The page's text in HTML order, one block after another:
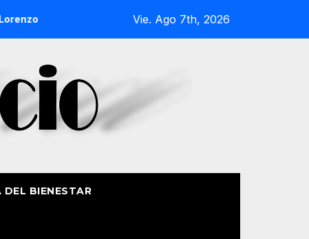
de Getxo reunirá a más de 50 productores del País Vasco
Vie. Ago 7th, 2026
DEL BIENESTAR